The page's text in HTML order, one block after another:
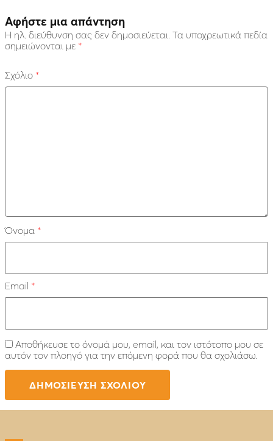
Αφήστε μια απάντηση
Η ηλ. διεύθυνση σας δεν δημοσιεύεται. Τα υποχρεωτικά πεδία
σημειώνονται με *
Σχόλιο *
Όνομα *
Email *
Αποθήκευσε το όνομά μου, email, και τον ιστότοπο μου σε
αυτόν τον πλοηγό για την επόμενη φορά που θα σχολιάσω.